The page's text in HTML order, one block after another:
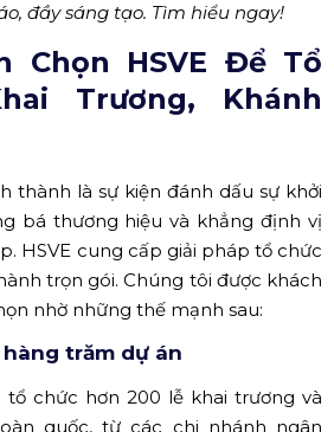
đầy sáng tạo. Tìm hiểu ngay!
Chọn HSVE Để Tổ
Trương, Khánh
thành là sự kiện đánh dấu sự khởi
bá thương hiệu và khẳng định vị
HSVE cung cấp giải pháp tổ chức
trọn gói. Chúng tôi được khách
nhờ những thế mạnh sau:
trăm dự án
tổ chức hơn 200 lễ khai trương và
quốc, từ các chi nhánh ngân